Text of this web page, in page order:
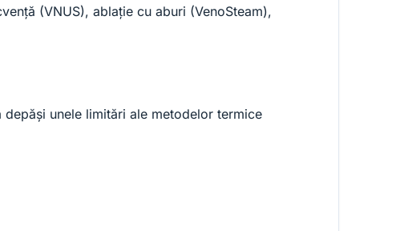
(VNUS), ablație cu aburi (VenoSteam),
unele limitări ale metodelor termice